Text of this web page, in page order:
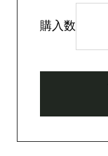
購入数